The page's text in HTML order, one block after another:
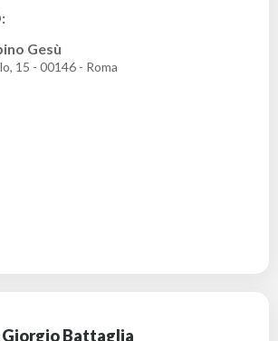
Gesù
15 - 00146 - Roma
Giorgio Battaglia